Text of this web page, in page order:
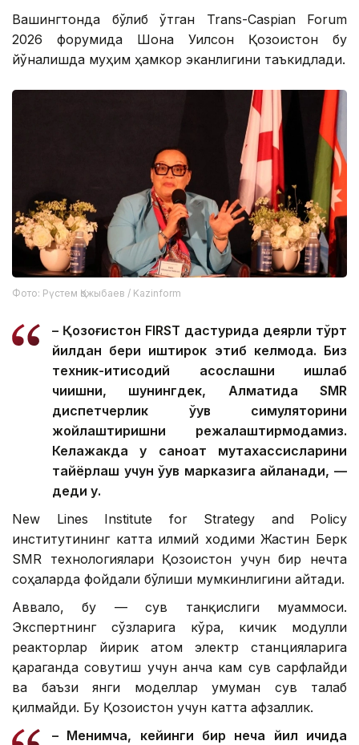
Вашингтонда бўлиб ўтган Trans-Caspian Forum
2026 форумида Шона Уилсон Қозоғистон бу
йўналишда муҳим ҳамкор эканлигини таъкидлади.
Фото: Рүстем Қожыбаев / Kazinform
– Қозоғистон FIRST дастурида деярли тўрт
йилдан бери иштирок этиб келмоқда. Биз
техник-иқтисодий асослашни ишлаб
чиқишни, шунингдек, Алматида SMR
диспетчерлик ўқув симуляторини
жойлаштиришни режалаштирмоқдамиз.
Келажакда у саноат мутахассисларини
тайёрлаш учун ўқув марказига айланади, —
деди у.
New Lines Institute for Strategy and Policy
институтининг катта илмий ходими Жастин Берк
SMR технологиялари Қозоғистон учун бир нечта
соҳаларда фойдали бўлиши мумкинлигини айтади.
Аввало, бу — сув танқислиги муаммоси.
Экспертнинг сўзларига кўра, кичик модулли
реакторлар йирик атом электр станцияларига
қараганда совутиш учун анча кам сув сарфлайди
ва баъзи янги моделлар умуман сув талаб
қилмайди. Бу Қозоғистон учун катта афзаллик.
– Менимча, кейинги бир неча йил ичида